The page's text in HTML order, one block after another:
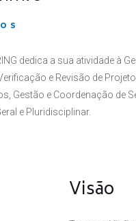
dedica a sua atividade à
e Revisão de
Gestão e Coordenação de
e Pluridisciplinar.
Visão